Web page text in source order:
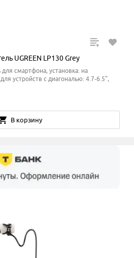
UGREEN LP130 Grey
смартфона, установка: на
устройств с диагональю: 4.7-6.5",
В корзину